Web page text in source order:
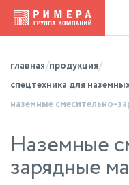
главная продукция
наземные смесительно-
Наземные
зарядные